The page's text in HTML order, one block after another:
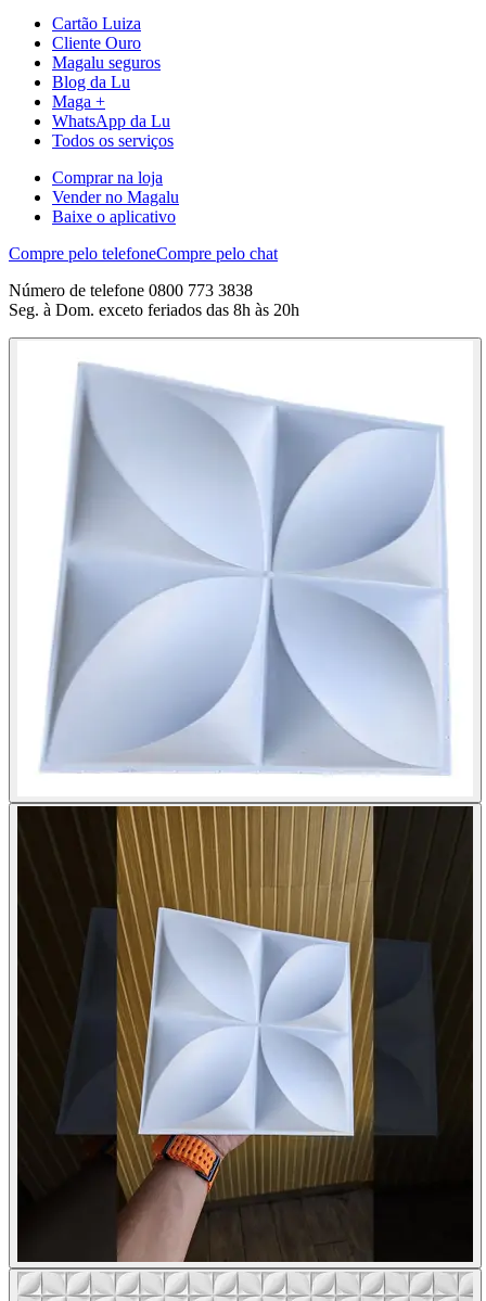
Cartão Luiza
Cliente Ouro
Magalu seguros
Blog da Lu
Maga +
WhatsApp da Lu
Todos os serviços
Comprar na loja
Vender no Magalu
Baixe o aplicativo
Compre pelo telefoneCompre pelo chat
Número de telefone 0800 773 3838
Seg. à Dom. exceto feriados das 8h às 20h